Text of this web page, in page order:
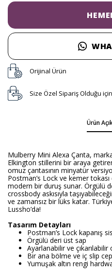
Orijinal Ürün
Size Özel Sipariş Olduğu
Ürün
Mulberry Mini Alexa Çanta,
Elkington stillerini bir araya
omuz çantasının minyatür
Postman’s Lock ve kemer
modern bir duruş sunar. Örgülü
crossbody askısıyla
ve zamansız bir lüks katar.
Lussho’da!
Tasarım Detayları
Postman’s Lock kapanış
Örgülü deri üst sap
Ayarlanabilir ve çıkarılabilir
Bir ana bölme ve iç slip cep
Yumuşak altın rengi